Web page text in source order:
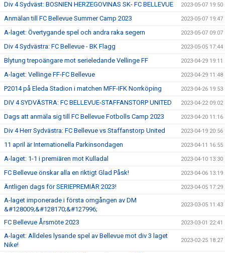
Div 4 Sydväst: BOSNIEN HERZEGOVINAS SK- FC BELLEVUE 2023-05-07 19:50
Anmälan till FC Bellevue Summer Camp 2023 2023-05-07 19:47
A-laget: Övertygande spel och andra raka segern 2023-05-07 09:07
Div 4 Sydvästra: FC Bellevue - BK Flagg 2023-05-05 17:44
Blytung trepoängare mot serieledande Vellinge FF 2023-04-29 19:11
A-laget: Vellinge FF-FC Bellevue 2023-04-29 11:48
P2014 på Eleda Stadion i matchen MFF-IFK Norrköping 2023-04-26 19:53
DIV 4 SYDVÄSTRA: FC BELLEVUE-STAFFANSTORP UNITED 2023-04-22 09:02
Dags att anmäla sig till FC Bellevue Fotbolls Camp 2023 2023-04-20 11:16
Div 4 Herr Sydvästra: FC Bellevue vs Staffanstorp United 2023-04-19 20:56
11 april är Internationella Parkinsondagen 2023-04-11 16:55
A-laget: 1-1 i premiären mot Kulladal 2023-04-10 13:30
FC Bellevue önskar alla en riktigt Glad Påsk! 2023-04-06 13:19
Äntligen dags för SERIEPREMIÄR 2023! 2023-04-05 17:29
A-laget imponerade i första omgången av DM
&#128009;&#128170;&#127996;
2023-03-05 11:43
FC Bellevue Årsmöte 2023 2023-03-01 22:41
A-laget: Alldeles lysande spel av Bellevue mot div 3 laget
Nike!
2023-02-25 18:27